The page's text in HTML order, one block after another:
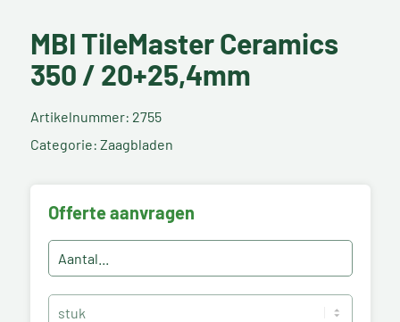
MBI TileMaster Ceramics
350 / 20+25,4mm
Artikelnummer: 2755
Categorie: Zaagbladen
Offerte aanvragen